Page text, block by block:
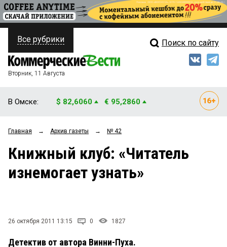
ПОЛИТИКА
ФИНАНСЫ
ОБЩЕСТВО
ЗАКОН
НОВОСТИ КОМПАНИЙ
СТИЛЬ ЖИЗНИ
Свежий выпуск
Рейтинги
Блоги
Все рубрики Поиск по сайту
Вторник, 11 Августа
В Омске: $ 82,6060 € 95,2860
Главная → Архив газеты → № 42
Книжный клуб: «Читатель
изнемогает узнать»
26 октября 2011 13:15 0 1827
Детектив от автора Винни-Пуха.